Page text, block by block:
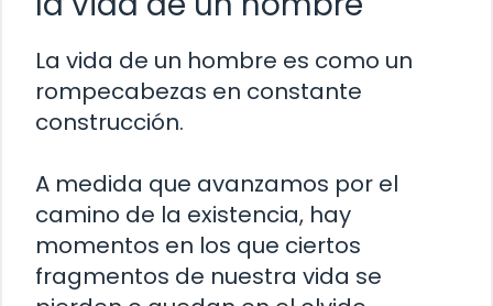
La vida de un hombre es como un
rompecabezas en constante
construcción.
A medida que avanzamos por el
camino de la existencia, hay
momentos en los que ciertos
fragmentos de nuestra vida se